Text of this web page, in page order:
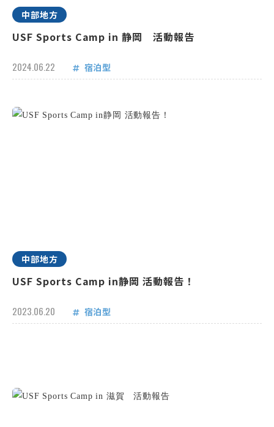
中部地方
USF Sports Camp in 静岡 活動報告
2024.06.22 宿泊型
中部地方
USF Sports Camp in静岡 活動報告！
2023.06.20 宿泊型